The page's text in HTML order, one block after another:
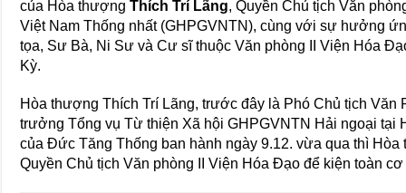
của Hòa thượngThích Trí Lãng, Quyền Chủ tịch Văn
Việt Nam Thống nhất (GHPGVNTN), cùng với sự hưởng
tọa, Sư Bà, Ni Sư và Cư sĩ thuộc Văn phòng II Viện Hóa
Kỳ.
Hòa thượng Thích Trí Lãng, trước đây là Phó Chủ tịch Văn
trưởng Tổng vụ Từ thiện Xã hội GHPGVNTN Hải ngoại tại
của Đức Tăng Thống ban hành ngày 9.12. vừa qua thì
Quyền Chủ tịch Văn phòng II Viện Hóa Đạo để kiện toàn